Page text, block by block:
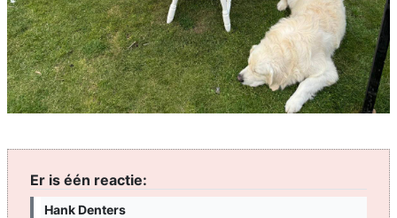
Er is één reactie:
Hank Denters